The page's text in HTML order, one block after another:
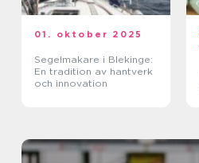
01. oktober 2025
Segelmakare i Blekinge:
En tradition av hantverk
och innovation